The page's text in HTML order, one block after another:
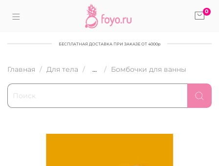
0
БЕСПЛАТНАЯ ДОСТАВКА ПРИ ЗАКАЗЕ ОТ 4000р
Главная Для тела ... Бомбочки для ванны